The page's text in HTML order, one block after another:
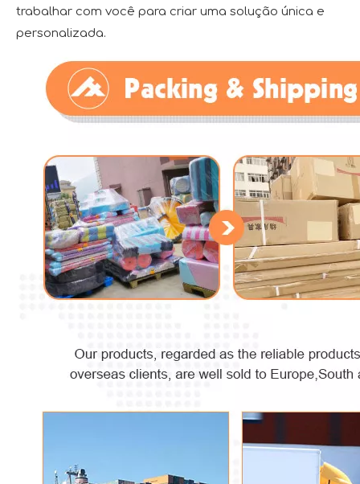
trabalhar com você para criar uma solução única e
personalizada.